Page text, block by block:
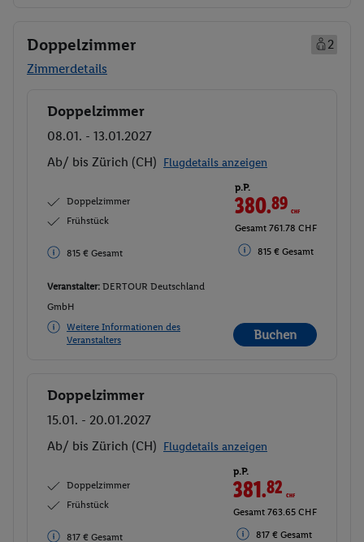
Doppelzimmer
2
Zimmerdetails
Buchen
Doppelzimmer
08.01. - 13.01.2027
Ab/ bis Zürich (CH) Flugdetails anzeigen
Doppelzimmer
Frühstück
815 € Gesamt
p.P.
380.89CHF
Gesamt 761.78 CHF
815 € Gesamt
Veranstalter: DERTOUR Deutschland
GmbH
Weitere Informationen des
Veranstalters
Buchen
Buchen
Doppelzimmer
15.01. - 20.01.2027
Ab/ bis Zürich (CH) Flugdetails anzeigen
Doppelzimmer
Frühstück
817 € Gesamt
p.P.
381.82 CHF
Gesamt 763.65 CHF
817 € Gesamt